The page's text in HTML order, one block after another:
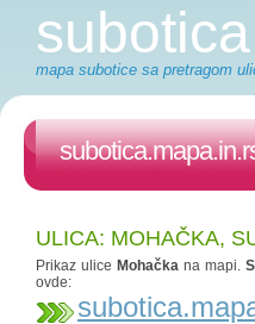
mapa subotice sa pretragom
ULICA: MOHAČKA,
Prikaz ulice Mohačkana mapi.
ovde: